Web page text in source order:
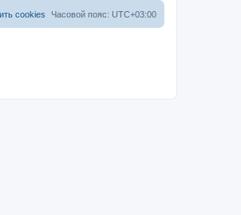
Часовой пояс: UTC+03:00
cookies